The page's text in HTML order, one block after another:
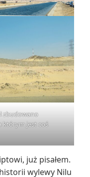
zbudowano
którym jest coś
już pisałem.
wylewy Nilu